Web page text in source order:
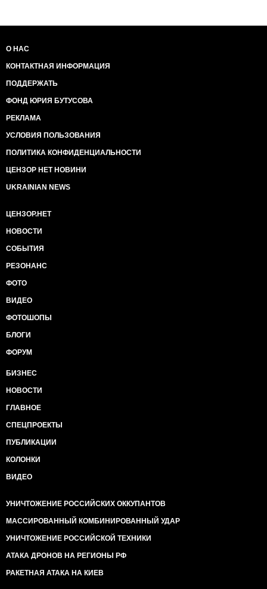
О НАС
КОНТАКТНАЯ ИНФОРМАЦИЯ
ПОДДЕРЖАТЬ
ФОНД ЮРИЯ БУТУСОВА
РЕКЛАМА
УСЛОВИЯ ПОЛЬЗОВАНИЯ
ПОЛИТИКА КОНФИДЕНЦИАЛЬНОСТИ
ЦЕНЗОР НЕТ НОВИНИ
UKRAINIAN NEWS
ЦЕНЗОР.НЕТ
НОВОСТИ
СОБЫТИЯ
РЕЗОНАНС
ФОТО
ВИДЕО
ФОТОШОПЫ
БЛОГИ
ФОРУМ
БИЗНЕС
НОВОСТИ
ГЛАВНОЕ
СПЕЦПРОЕКТЫ
ПУБЛИКАЦИИ
КОЛОНКИ
ВИДЕО
УНИЧТОЖЕНИЕ РОССИЙСКИХ ОККУПАНТОВ
МАССИРОВАННЫЙ КОМБИНИРОВАННЫЙ УДАР
УНИЧТОЖЕНИЕ РОССИЙСКОЙ ТЕХНИКИ
АТАКА ДРОНОВ НА РЕГИОНЫ РФ
РАКЕТНАЯ АТАКА НА КИЕВ